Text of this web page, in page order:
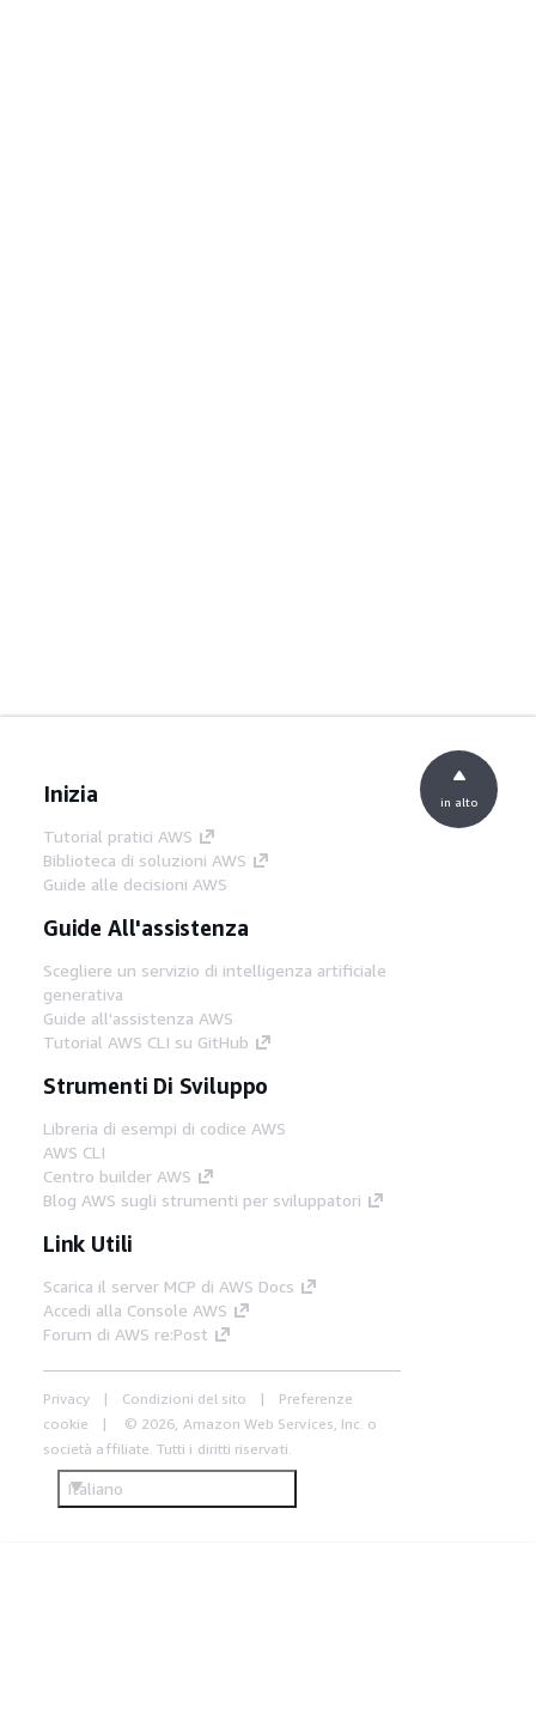
Inizia
Tutorial pratici AWS
Biblioteca di soluzioni AWS
Guide alle decisioni AWS
Guide All'assistenza
Scegliere un servizio di intelligenza artificiale
generativa
Guide all'assistenza AWS
Tutorial AWS CLI su GitHub
Strumenti Di Sviluppo
Libreria di esempi di codice AWS
AWS CLI
Centro builder AWS
Blog AWS sugli strumenti per sviluppatori
Link Utili
Scarica il server MCP di AWS Docs
Accedi alla Console AWS
Forum di AWS re:Post
Privacy Condizioni del sito
Preferenze
cookie
© 2026, Amazon Web Services, Inc. o
società affiliate. Tutti i diritti riservati.
Italiano
in alto